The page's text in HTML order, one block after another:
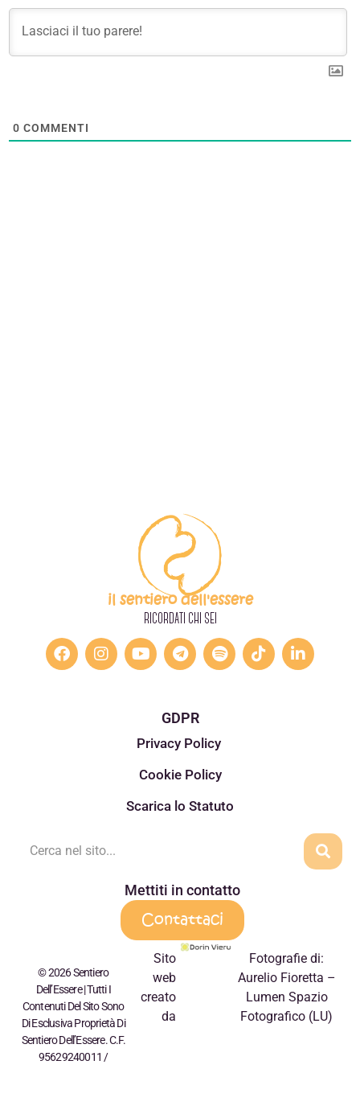
0 COMMENTI
il sentiero dell'essere
RICORDATI CHI SEI
GDPR
Privacy Policy
Cookie Policy
Scarica lo Statuto
Mettiti in contatto
Contattaci
© 2026 Sentiero
Dell’Essere | Tutti I
Contenuti Del Sito Sono
Di Esclusiva Proprietà Di
Sentiero Dell’Essere. C.F.
95629240011 /
Sito
web
creato
da
Fotografie di:
Aurelio Fioretta –
Lumen Spazio
Fotografico (LU)